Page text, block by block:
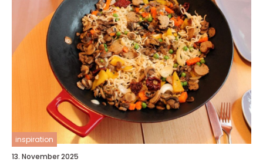
inspiration
13. November 2025